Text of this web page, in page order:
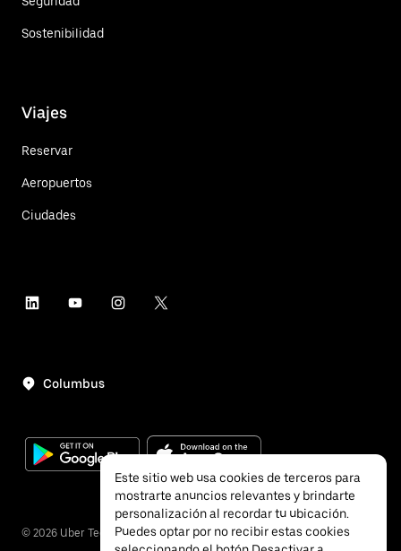
Sostenibilidad
Viajes
Reservar
Aeropuertos
Ciudades
Columbus
© 2026 Uber Technologies, Inc.
Este sitio web usa cookies de terceros para
mostrarte anuncios relevantes y brindarte
personalización al recordar tu ubicación.
Puedes optar por no recibir estas cookies